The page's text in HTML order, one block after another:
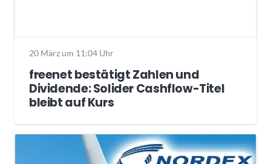
20 März um 11:04 Uhr
freenet bestätigt Zahlen und
Dividende: Solider Cashflow-Titel
bleibt auf Kurs